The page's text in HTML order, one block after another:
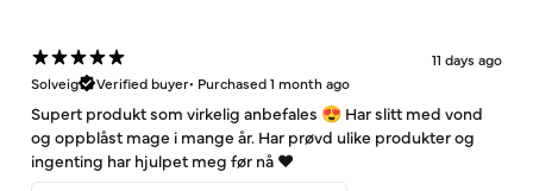
11 days ago
Solveig
Verified buyer• Purchased 1 month ago
Supert produkt som virkelig anbefales 😍 Har slitt med vond
og oppblåst mage i mange år. Har prøvd ulike produkter og
ingenting har hjulpet meg før nå ❤️